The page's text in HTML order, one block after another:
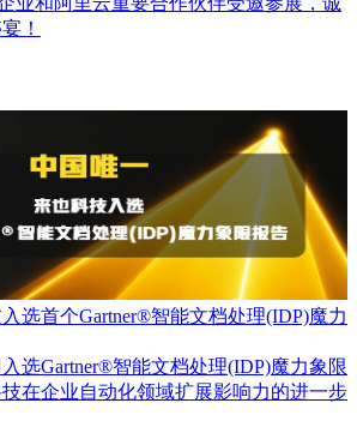
！
选首个Gartner®智能文档处理(IDP)魔力
选Gartner®智能文档处理(IDP)魔力象限
在企业自动化领域扩展影响力的进一步